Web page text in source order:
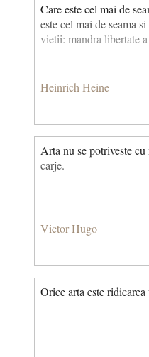
Care este cel mai de
este cel mai de seama
vietii: mandra libertate
Heinrich Heine
Arta nu se potriveste
carje.
Victor Hugo
Orice arta este